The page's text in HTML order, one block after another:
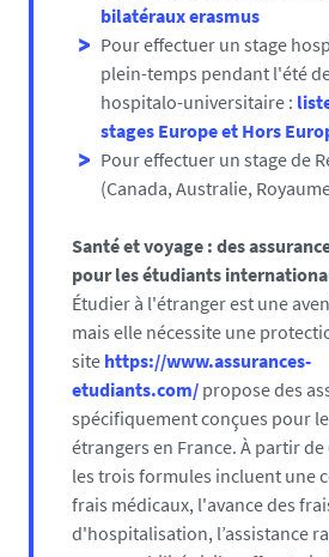
bilatéraux erasmus
Pour effectuer un stage
plein-temps pendant l'été
hospitalo-universitaire :
stages Europe et Hors
Pour effectuer un stage de
(Canada, Australie,
Santé et voyage : des
pour les étudiants
Étudier à l'étranger est une
mais elle nécessite une
site https://www.assurances-
etudiants.com/ propose des
spécifiquement conçues pour
étrangers en France. À partir de
les trois formules incluent une
frais médicaux, l'avance des
d'hospitalisation, l’assistance